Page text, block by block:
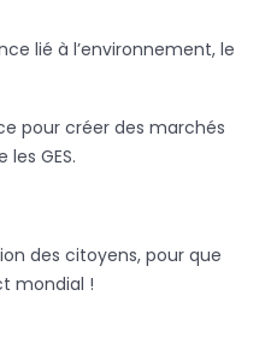
lié à l’environnement, le
pour créer des marchés
GES.
des citoyens, pour que
mondial !